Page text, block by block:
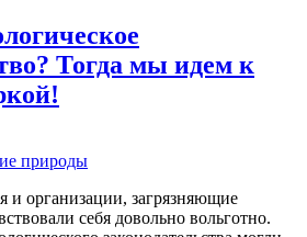
Тогда мы идем к
и организации, загрязняющие
себя довольно вольготно.